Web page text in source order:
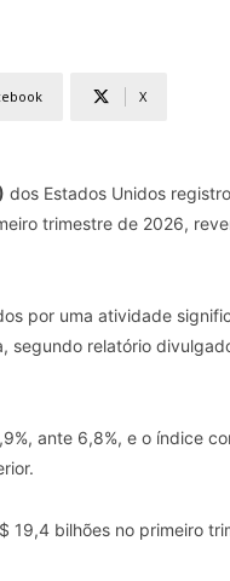
X
dos Estados Unidos
trimestre de 2026,
por uma atividade
segundo relatório
ante 6,8%, e o índice
19,4 bilhões no primeiro